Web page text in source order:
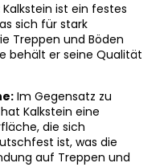
Kalkstein ist ein festes
sich für stark
Treppen und Böden
behält er seine Qualität
Im Gegensatz zu
Kalkstein eine
die sich
ist, was die
auf Treppen und